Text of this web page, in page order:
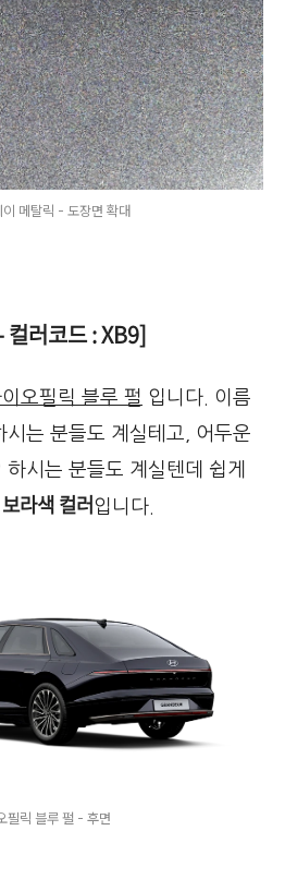
이 메탈릭 - 도장면 확대
컬러코드 : XB9]
오필릭 블루 펄 입니다. 이름
시는 분들도 계실테고, 어두운
시는 분들도 계실텐데 쉽게
보라색 컬러입니다.
필릭 블루 펄 - 후면